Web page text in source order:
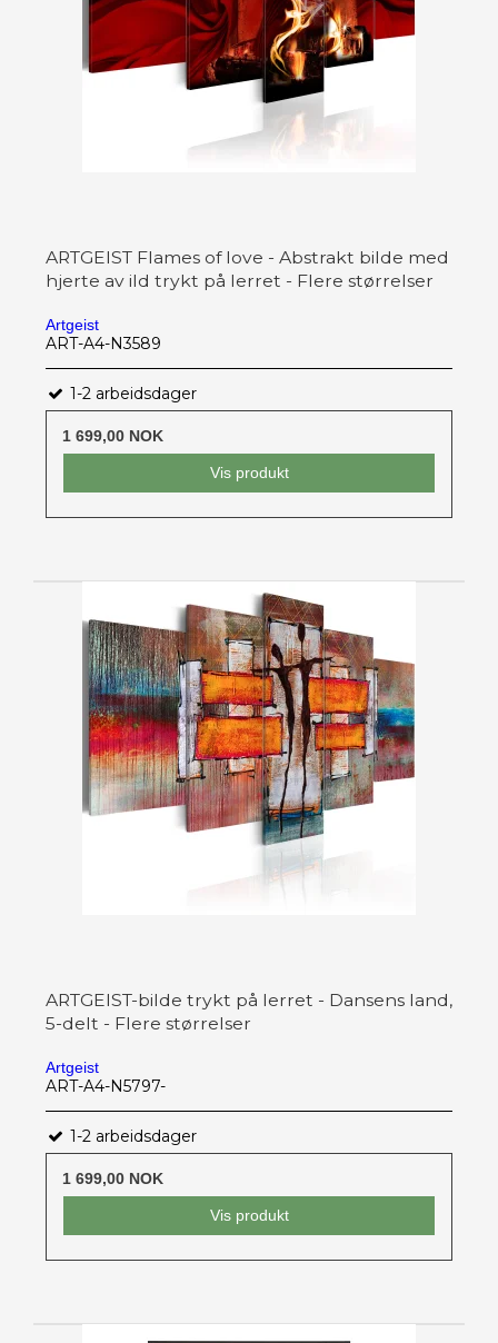
ARTGEIST Flames of love - Abstrakt bilde med
hjerte av ild trykt på lerret - Flere størrelser
Artgeist
ART-A4-N3589
1-2 arbeidsdager
1 699,00 NOK
Vis produkt
ARTGEIST-bilde trykt på lerret - Dansens land,
5-delt - Flere størrelser
Artgeist
ART-A4-N5797-
1-2 arbeidsdager
1 699,00 NOK
Vis produkt